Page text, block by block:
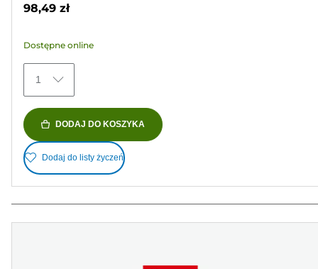
5
154
Recenzji
98,49 zł
Dostępne online
1
DODAJ DO KOSZYKA
Dodaj do listy życzeń